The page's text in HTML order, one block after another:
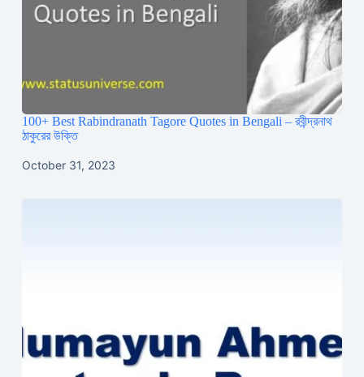
100+ Best Rabindranath Tagore Quotes in Bengali – রবীন্দ্রনাথ
ঠাকুরের উক্তি
October 31, 2023